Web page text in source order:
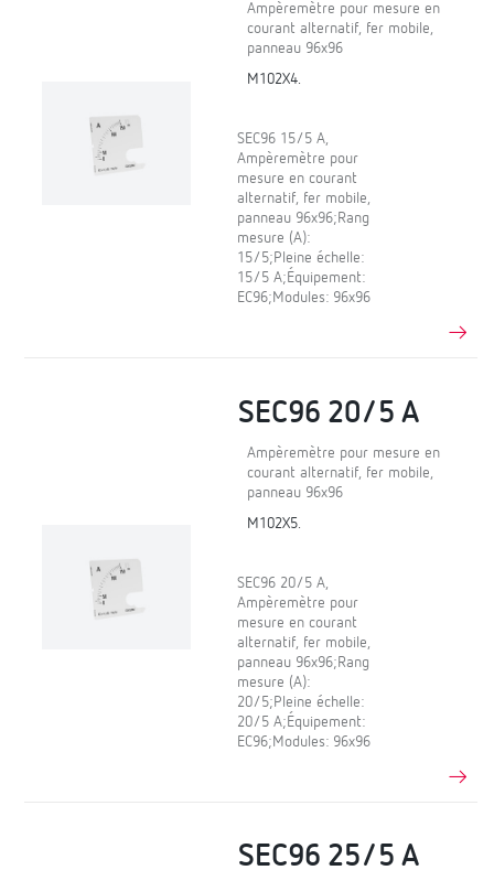
Ampèremètre pour mesure en
courant alternatif, fer mobile,
panneau 96x96
M102X4.
SEC96 15/5 A,
Ampèremètre pour
mesure en courant
alternatif, fer mobile,
panneau 96x96;Rang
mesure (A):
15/5;Pleine échelle:
15/5 A;Équipement:
EC96;Modules: 96x96
SEC96 20/5 A
Ampèremètre pour mesure en
courant alternatif, fer mobile,
panneau 96x96
M102X5.
SEC96 20/5 A,
Ampèremètre pour
mesure en courant
alternatif, fer mobile,
panneau 96x96;Rang
mesure (A):
20/5;Pleine échelle:
20/5 A;Équipement:
EC96;Modules: 96x96
SEC96 25/5 A